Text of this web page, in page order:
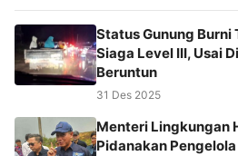
Status Gunung Burni
Siaga Level III, Usai
Beruntun
31 Des 2025
Menteri Lingkungan
Pidanakan